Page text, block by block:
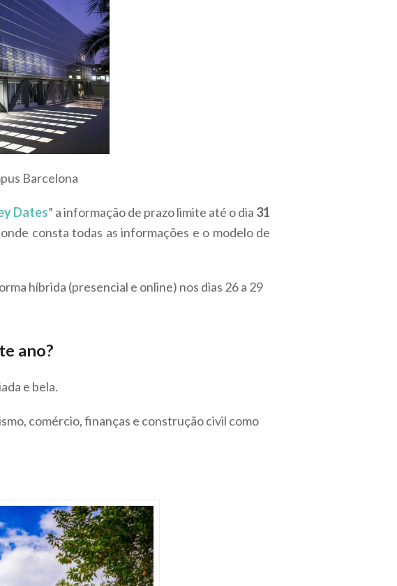
Barcelona
Dates” a informação de prazo limite até o dia 31
consta todas as informações e o modelo de
híbrida (presencial e online) nos dias 26 a 29
ano?
e bela.
comércio, finanças e construção civil como